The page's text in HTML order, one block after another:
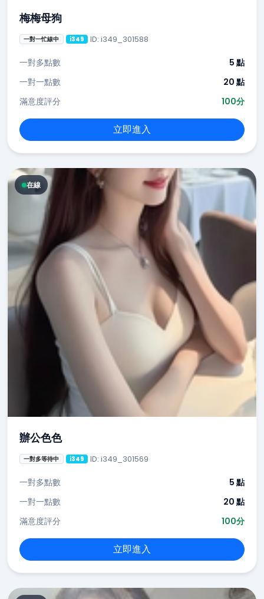
梅梅母狗
一對一忙線中 i349 ID: i349_301588
一對多點數
5 點
一對一點數
20 點
滿意度評分
100分
立即進入
在線
辦公色色
一對多等待中 i349 ID: i349_301569
一對多點數
5 點
一對一點數
20 點
滿意度評分
100分
立即進入